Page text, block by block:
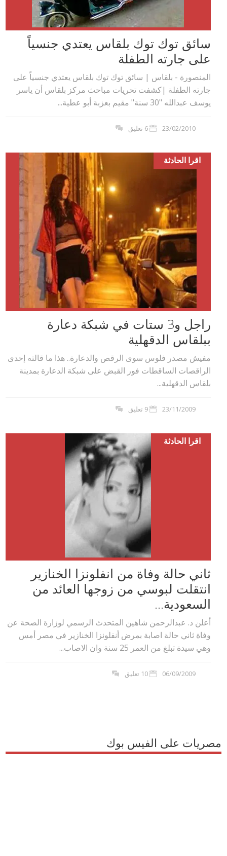
سائق توك توك بلقاس يعتدي جنسياً
على جارته الطفلة
المنصورة - بلقاس | سائق توك توك بلقاس يعتدي جنسياً على
جارته الطفلة |كشفت تحريات مباحث مركز بلقاس أن ياسر
يوسف عبدالله "30 سنة" مقيم بعزبة أبو عطية...
23/02/2010 6 تعليق
اقرا الحادثة
راجل و3 ستات في شبكة دعارة
ببلقاس الدقهلية
مفيش مصدر فلوس سوى الرقص والدعارة.. هذا ما قالته إحدى
الراقصات الساقطات فور القبض على شبكة الدعارة بمدينة
بلقاس الدقهلية...
23/11/2009 9 تعليق
اقرا الحادثة
ثاني حالة وفاة من انفلونزا الخنازير
انتقلت لبوسي من زوجها العائد من
السعودية...
أعلن د. عبدالرحمن شاهين المتحدث الرسمي لوزارة الصحة عن
وفاة ثاني حالة اصابة بمرض أنفلونزا الخنازير في مصر أمس
وهي سيدة تبلغ من العمر 25 سنة وان الاصاب...
06/09/2009 10 تعليق
مصريات على الفيس بوك